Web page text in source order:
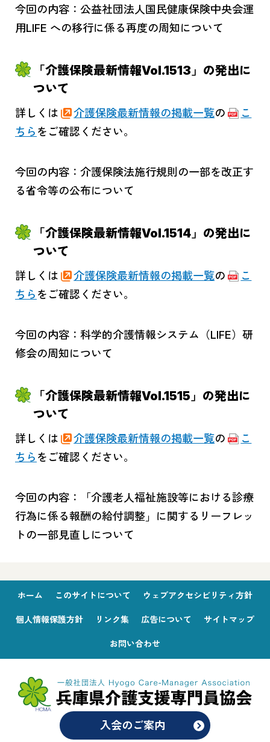
今回の内容：公益社団法人国民健康保険中央会運
用LIFE への移行に係る再度の周知について
「介護保険最新情報Vol.1513」の発出に
ついて
詳しくは 介護保険最新情報の掲載一覧の
こ
ちら をご確認ください。
今回の内容：介護保険法施行規則の一部を改正す
る省令等の公布について
「介護保険最新情報Vol.1514」の発出に
ついて
詳しくは 介護保険最新情報の掲載一覧の
こ
ちら をご確認ください。
今回の内容：科学的介護情報システム（LIFE）研
修会の周知について
「介護保険最新情報Vol.1515」の発出に
ついて
詳しくは 介護保険最新情報の掲載一覧の
こ
ちら をご確認ください。
今回の内容：「介護老人福祉施設等における診療
行為に係る報酬の給付調整」に関するリーフレッ
トの一部見直しについて
ホーム このサイトについて ウェブアクセシビリティ方針
個人情報保護方針 リンク集 広告について サイトマップ
お問い合わせ
入会のご案内